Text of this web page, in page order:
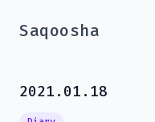
Saqoosha
2021.01.18